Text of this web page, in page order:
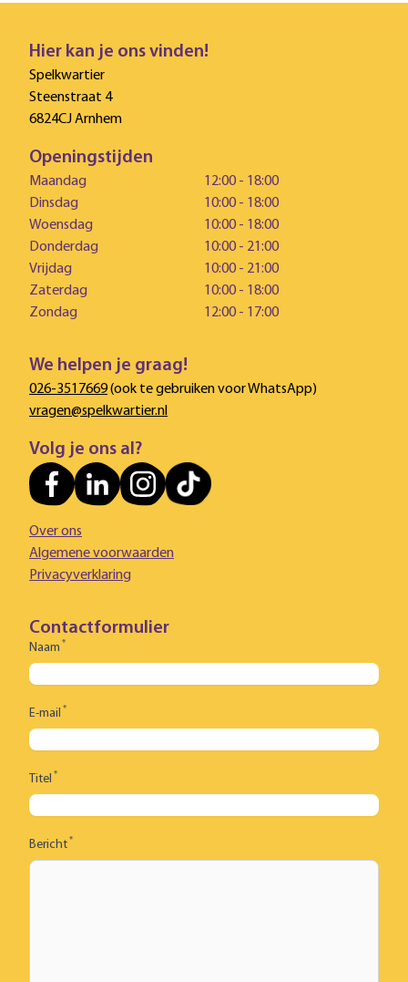
Hier kan je ons vinden!
Spelkwartier
Steenstraat 4
6824CJ Arnhem
Openingstijden
Maandag
12:00 - 18:00
Dinsdag
10:00 - 18:00
Woensdag
10:00 - 18:00
Donderdag
10:00 - 21:00
Vrijdag
10:00 - 21:00
Zaterdag
10:00 - 18:00
Zondag
12:00 - 17:00
We helpen je graag!
026-3517669(ook te gebruiken voor WhatsApp)
vragen@spelkwartier.nl
Volg je ons al?
Over ons
Algemene voorwaarden
Privacyverklaring
Contactformulier
Naam *
E-mail *
Titel *
Bericht*